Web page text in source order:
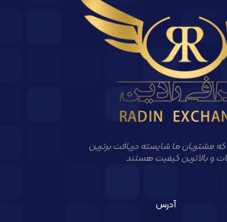
که مشتریان ما شایسته دریافت برترین
و بالاترین کیفیت هستند
آدرس